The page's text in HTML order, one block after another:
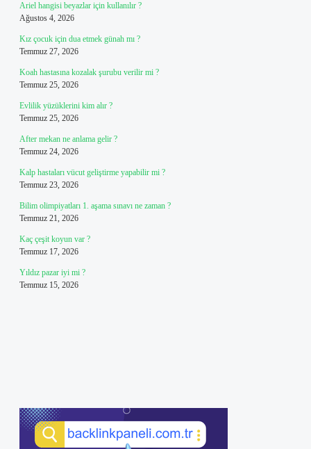
Ariel hangisi beyazlar için kullanılır ?
Ağustos 4, 2026
Kız çocuk için dua etmek günah mı ?
Temmuz 27, 2026
Koah hastasına kozalak şurubu verilir mi ?
Temmuz 25, 2026
Evlilik yüzüklerini kim alır ?
Temmuz 25, 2026
After mekan ne anlama gelir ?
Temmuz 24, 2026
Kalp hastaları vücut geliştirme yapabilir mi ?
Temmuz 23, 2026
Bilim olimpiyatları 1. aşama sınavı ne zaman ?
Temmuz 21, 2026
Kaç çeşit koyun var ?
Temmuz 17, 2026
Yıldız pazar iyi mi ?
Temmuz 15, 2026